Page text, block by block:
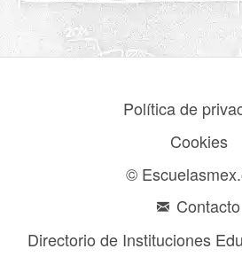
Política de
Cookies
©
Contacto
Directorio de Instituciones